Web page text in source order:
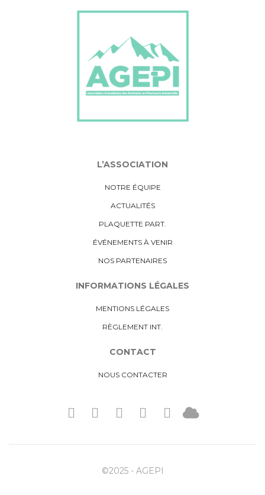
L’ASSOCIATION
NOTRE ÉQUIPE
ACTUALITÉS
PLAQUETTE PART.
ÉVÉNEMENTS À VENIR
NOS PARTENAIRES
INFORMATIONS LÉGALES
MENTIONS LÉGALES
RÈGLEMENT INT.
CONTACT
NOUS CONTACTER
©2025 - AGEPI